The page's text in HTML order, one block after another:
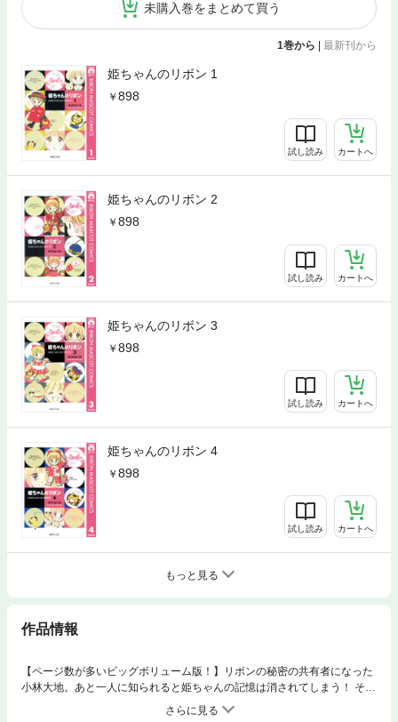
未購入巻をまとめて買う
1巻から 最新刊から
姫ちゃんのリボン 1
898
試し読み カートへ
姫ちゃんのリボン 2
898
試し読み カートへ
姫ちゃんのリボン 3
898
試し読み カートへ
姫ちゃんのリボン 4
898
試し読み カートへ
もっと見る
作品情報
【ページ数が多いビッグボリューム版！】リボンの秘密の共有者になった
小林大地。あと一人に知られると姫ちゃんの記憶は消されてしまう！ そん
な時、有坂静という転校生がやってくる。姫ちゃんに近づこうとする彼の
目的は!? ドッキドキ・パラレルストーリー!!